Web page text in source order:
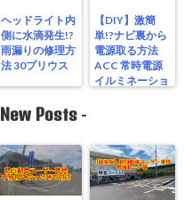
ヘッドライト内
側に水滴発生!?
雨漏りの修理方
法 30プリウス
【DIY】激簡
単!?ナビ裏から
電源取る方法
ACC 常時電源
イルミネーショ
New Posts -